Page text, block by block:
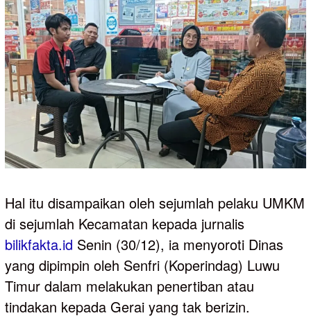
Hal itu disampaikan oleh sejumlah pelaku UMKM
di sejumlah Kecamatan kepada jurnalis
bilikfakta.id Senin (30/12), ia menyoroti Dinas
yang dipimpin oleh Senfri (Koperindag) Luwu
Timur dalam melakukan penertiban atau
tindakan kepada Gerai yang tak berizin.